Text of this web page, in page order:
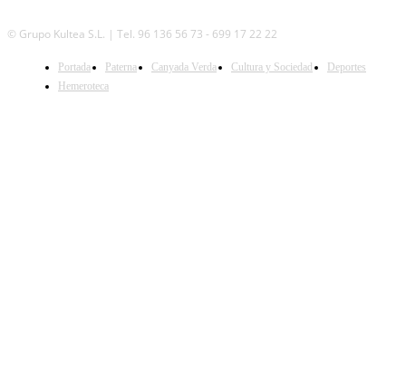
SÍGUENOS
© Grupo Kultea S.L. | Tel. 96 136 56 73 - 699 17 22 22
Portada Paterna Canyada Verda Cultura y Sociedad
Deportes
Hemeroteca